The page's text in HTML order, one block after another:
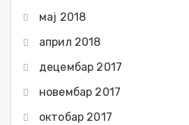
мај 2018
април 2018
децембар 2017
новембар 2017
октобар 2017